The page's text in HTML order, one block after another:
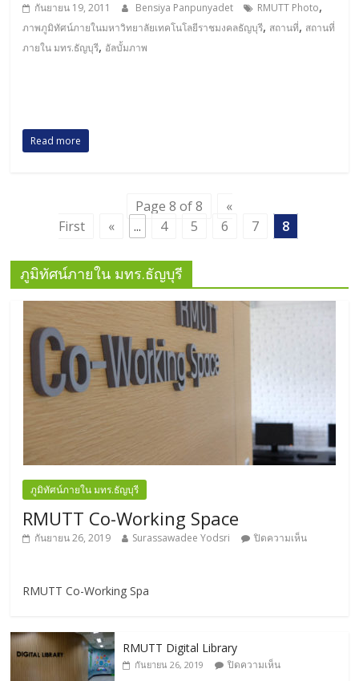
กันยายน 19, 2011 Bensiya Panpunyadet RMUTT Photo,
ภาพภูมิทัศน์ภายในมหาวิทยาลัยเทคโนโลยีราชมงคลธัญบุรี, สถานที่, สถานที่
ภายใน มทร.ธัญบุรี, อัลบั้มภาพ
Read more
Page 8 of 8
«
First
« ... 4 5 6 7 8
ภูมิทัศน์ภายใน มทร.ธัญบุรี
ภูมิทัศน์ภายใน มทร.ธัญบุรี
RMUTT Co-Working Space
กันยายน 26, 2019 Surassawadee Yodsri ปิดความเห็น
RMUTT Co-Working Spa
RMUTT Digital Library
กันยายน 26, 2019 ปิดความเห็น